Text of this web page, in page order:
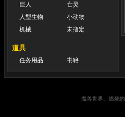
巨人
亡灵
人型生物
小动物
机械
未指定
道具
任务用品 书籍
魔兽世界、燃烧